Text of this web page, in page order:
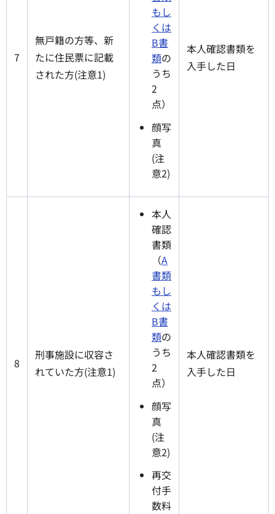
7
無戸籍の方等、新
たに住民票に記載
された方(注意1)
もし
くは
B書
類の
うち
2
点）
顔写
真
(注
意2)
本人確認書類を
入手した日
8
刑事施設に収容さ
れていた方(注意1)
本人
確認
書類
（A
書類
もし
くは
B書
類の
うち
2
点）
顔写
真
(注
意2)
再交
付手
数料
本人確認書類を
入手した日